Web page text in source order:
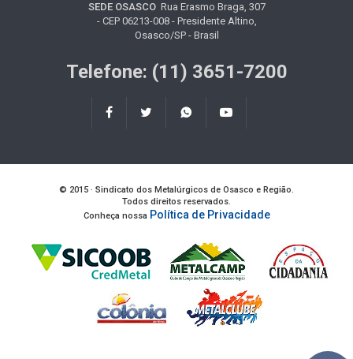
SEDE OSASCORua Erasmo Braga, 307
- CEP 06213-008 - Presidente Altino,
Osasco/SP - Brasil
Telefone: (11) 3651-7200
© 2015 · Sindicato dos Metalúrgicos de Osasco e Região.
Todos direitos reservados.
Conheça nossa Política de Privacidade